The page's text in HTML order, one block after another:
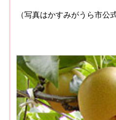
（写真はかすみがうら市